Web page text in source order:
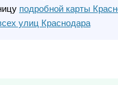
подробной карты
улиц Краснодара